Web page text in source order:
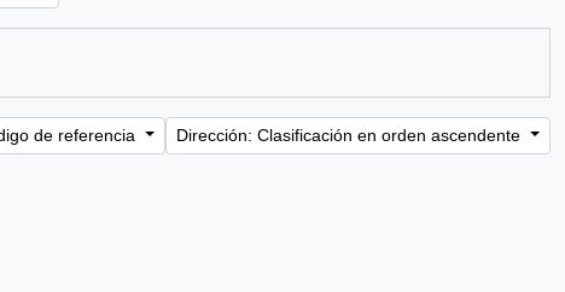
de referencia Dirección: Clasificación en orden ascendente